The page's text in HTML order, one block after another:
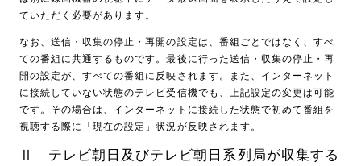
ていただく必要があります。
なお、送信・収集の停止・再開の設定は、番組ごとではなく、すべ
ての番組に共通するものです。最後に行った送信・収集の停止・再
開の設定が、すべての番組に反映されます。また、インターネット
に接続していない状態のテレビ受信機でも、上記設定の変更は可能
です。その場合は、インターネットに接続した状態で初めて番組を
視聴する際に「現在の設定」状況が反映されます。
Ⅱ テレビ朝日及びテレビ朝日系列局が収集する